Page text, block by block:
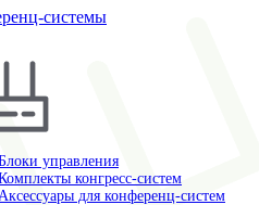
системы
управления
конгресс-систем
для конференц-систем